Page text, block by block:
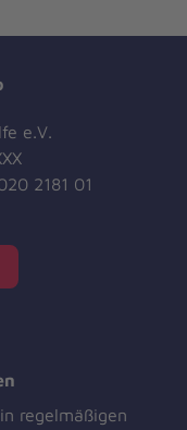
e.V.
2181 01
regelmäßigen